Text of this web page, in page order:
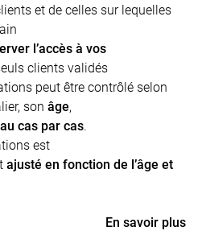
et de celles sur lequelles
l’accès à vos
clients validés
peut être contrôlé selon
sonâge,
au cas par cas.
est
ajusté en fonction de l’âge et
En savoir plus